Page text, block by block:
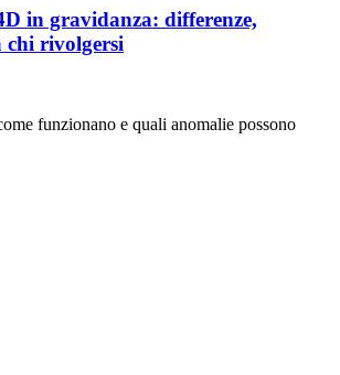
in gravidanza: differenze,
chi rivolgersi
funzionano e quali anomalie possono